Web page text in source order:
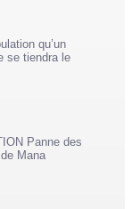
qu’un
se tiendra le
Panne des
Mana